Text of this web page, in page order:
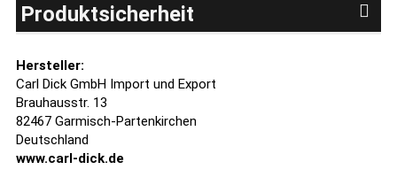
Produktsicherheit
Hersteller:
Carl Dick GmbH Import und Export
Brauhausstr. 13
82467 Garmisch-Partenkirchen
Deutschland
www.carl-dick.de